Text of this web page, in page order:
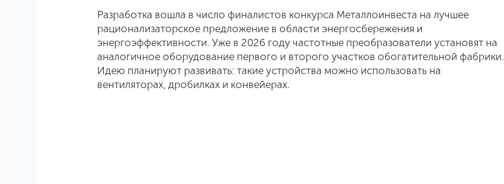
Разработка вошла в число финалистов конкурса Металлоинвеста на лучшее
рационализаторское предложение в области энергосбережения и
энергоэффективности. Уже в 2026 году частотные преобразователи установят на
аналогичное оборудование первого и второго участков обогатительной фабрики.
Идею планируют развивать: такие устройства можно использовать на
вентиляторах, дробилках и конвейерах.